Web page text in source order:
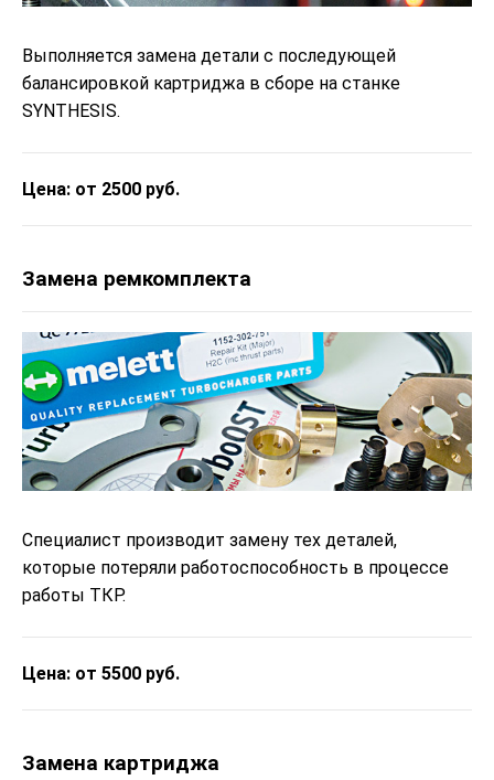
Выполняется замена детали с последующей
балансировкой картриджа в сборе на станке
SYNTHESIS.
Цена: от 2500 руб.
Замена ремкомплекта
Специалист производит замену тех деталей,
которые потеряли работоспособность в процессе
работы ТКР.
Цена: от 5500 руб.
Замена картриджа